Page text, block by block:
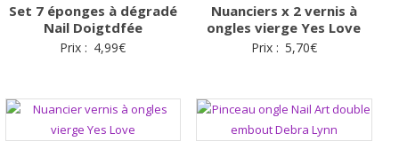
Set 7 éponges à dégradé
Nail Doigtdfée
Prix : 4,99€
Nuanciers x 2 vernis à
ongles vierge Yes Love
Prix : 5,70€